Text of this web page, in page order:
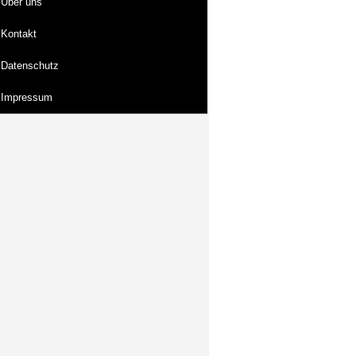
Kontakt
Datenschutz
Impressum